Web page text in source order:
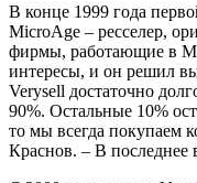
В конце 1999 года
MicroAge – ресселер,
фирмы, работающие в
интересы, и он решил
Verysell достаточно
90%. Остальные 10%
то мы всегда покупаем
Краснов. – В последнее